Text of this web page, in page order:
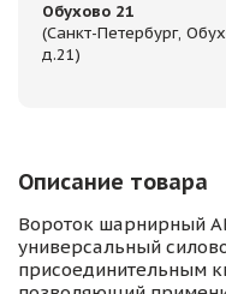
Обухово 21
(Санкт-Петербург,
д.21)
Описание товара
Вороток шарнирный
универсальный
присоединительным